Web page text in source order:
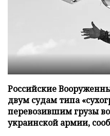
Российские
двум судам типа
перевозившим грузы
украинской армии,